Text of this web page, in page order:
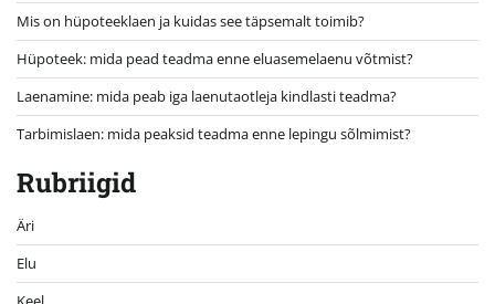
Mis on hüpoteeklaen ja kuidas see täpsemalt toimib?
Hüpoteek: mida pead teadma enne eluasemelaenu võtmist?
Laenamine: mida peab iga laenutaotleja kindlasti teadma?
Tarbimislaen: mida peaksid teadma enne lepingu sõlmimist?
Rubriigid
Äri
Elu